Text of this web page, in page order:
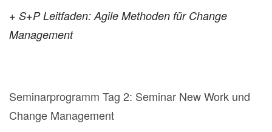
+ S+P Leitfaden: Agile Methoden für Change
Management
Seminarprogramm Tag 2: Seminar New Work und
Change Management